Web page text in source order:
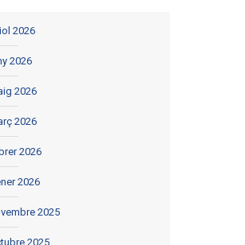
2026
2026
2026
2026
2026
2026
2025
2025